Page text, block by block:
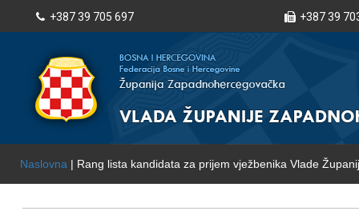
+387 39 705 697 +387 39
Naslovna | Rang lista kandidata za prijem vježbenika Vlade